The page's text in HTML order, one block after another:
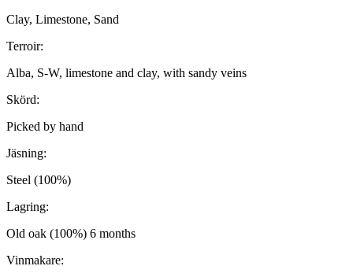
Clay, Limestone, Sand
Terroir:
Alba, S-W, limestone and clay, with sandy veins
Skörd:
Picked by hand
Jäsning:
Steel (100%)
Lagring:
Old oak (100%) 6 months
Vinmakare: